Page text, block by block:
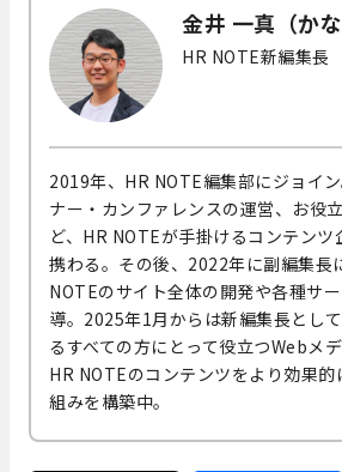
金井 一真（かな
HR NOTE新編集長
2019年、HR NOTE編集部にジョイ
ナー・カンファレンスの運営、お役
ど、HR NOTEが手掛けるコンテンツ
携わる。その後、2022年に副編集長
NOTEのサイト全体の開発や各種サ
導。2025年1月からは新編集長とし
るすべての方にとって役立つWebメデ
HR NOTEのコンテンツをより効果
組みを構築中。